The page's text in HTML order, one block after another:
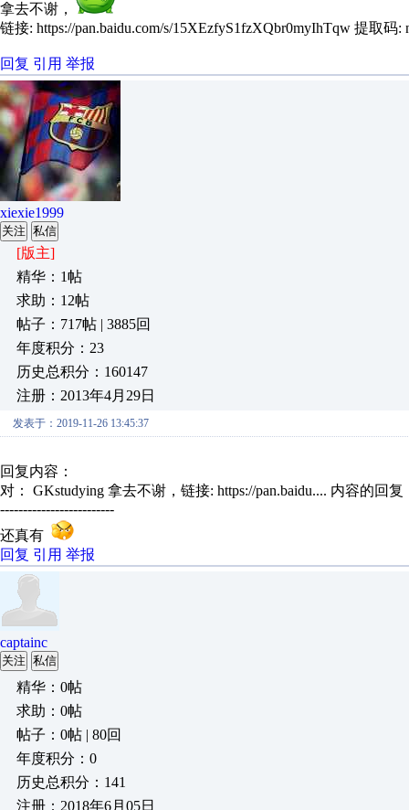
拿去不谢，
链接: https://pan.baidu.com/s/15XEzfyS1fzXQbr0myIhTqw 提取码:
回复 引用 举报
xiexie1999
关注 私信
[版主]
精华：1帖
求助：12帖
帖子：717帖 | 3885回
年度积分：23
历史总积分：160147
注册：2013年4月29日
发表于：2019-11-26 13:45:37
回复内容：
对： GKstudying 拿去不谢，链接: https://pan.baidu.... 内容的回复
-------------------------
还真有
回复 引用 举报
captainc
关注 私信
精华：0帖
求助：0帖
帖子：0帖 | 80回
年度积分：0
历史总积分：141
注册：2018年6月05日